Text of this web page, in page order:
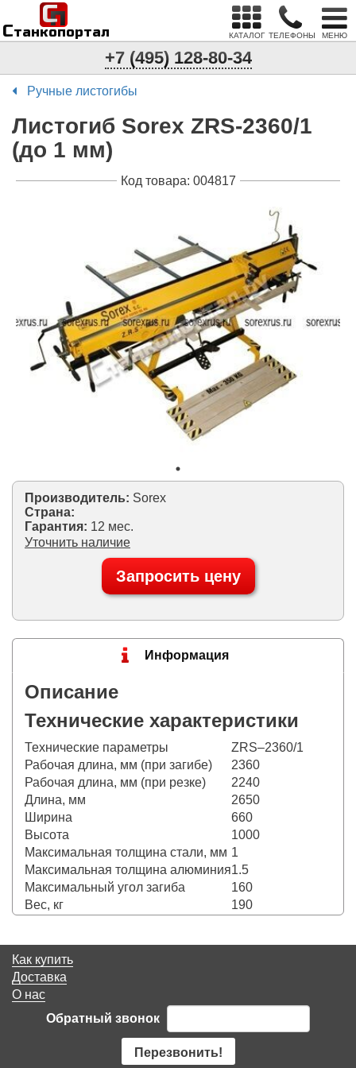
Станкопортал
п
С
КАТАЛОГ ТЕЛЕФОНЫ МЕНЮ
+7 (495) 128-80-34
Ручные листогибы
Листогиб Sorex ZRS-2360/1
(до 1 мм)
Код товара: 004817
Производитель: Sorex
Страна:
Гарантия: 12 мес.
Уточнить наличие
Запросить цену
Информация
Описание
Технические характеристики
Технические параметры
ZRS–2360/1
Рабочая длина, мм (при загибе)
2360
Рабочая длина, мм (при резке)
2240
Длина, мм
2650
Ширина
660
Высота
1000
Максимальная толщина стали, мм 1
Максимальная толщина алюминия1.5
Максимальный угол загиба
160
Вес, кг
190
Как купить
Доставка
О нас
Обратный звонок
Перезвонить!